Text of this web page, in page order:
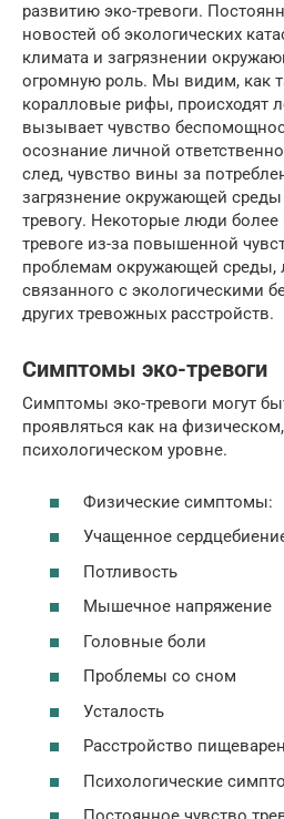
развитию эко-тревоги.
новостей об экологических
климата и загрязнении
огромную роль. Мы видим, как
коралловые рифы, происходят
вызывает чувство
осознание личной
след, чувство вины за
загрязнение окружающей среды
тревогу. Некоторые люди
тревоге из-за повышенной
проблемам окружающей среды,
связанного с экологическими
других тревожных расстройств.
Симптомы эко-тревоги
Симптомы эко-тревоги могут
проявляться как на
психологическом уровне.
Физические симптомы:
Учащенное
Потливость
Мышечное напряжение
Головные боли
Проблемы со сном
Усталость
Расстройство
Психологические